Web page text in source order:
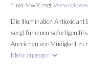
* Inkl. MwSt. zzgl.
Die Illumination Antioxidant
sorgt für einen sofortigen
Anzeichen von Müdigkeit zu
Mehr anzeigen